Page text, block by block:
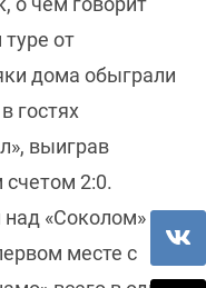
от
дома обыграли
гостях
выиграв
2:0.
«Соколом»
месте с